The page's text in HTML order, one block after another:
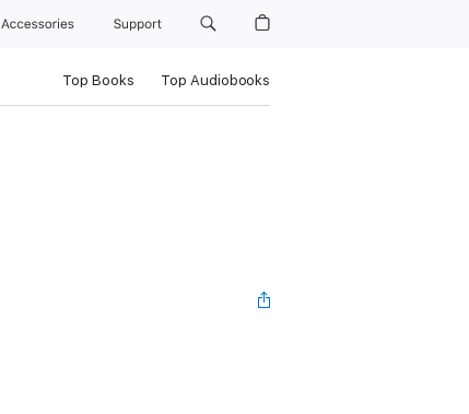
Accessories Support
Top Books Top Audiobooks